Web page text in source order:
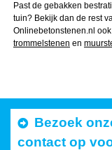
Past de gebakken
tuin? Bekijk dan de rest
Onlinebetonstenen.nl
trommelstenen en
Bezoek
contact op